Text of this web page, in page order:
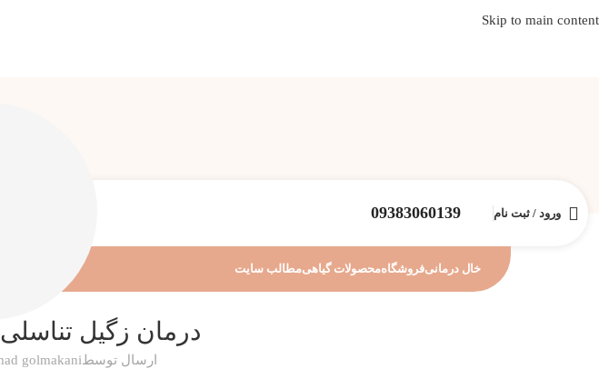
Skip to main content
ورود / ثبت نام 09383060139
خال درمانیفروشگاهمحصولات گیاهیمطالب سایت
درمان زگیل
ارسال توسطgolmakani